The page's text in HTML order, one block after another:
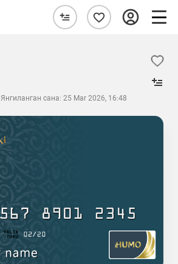
Янгиланган сана: 25 Mar 2026, 16:48